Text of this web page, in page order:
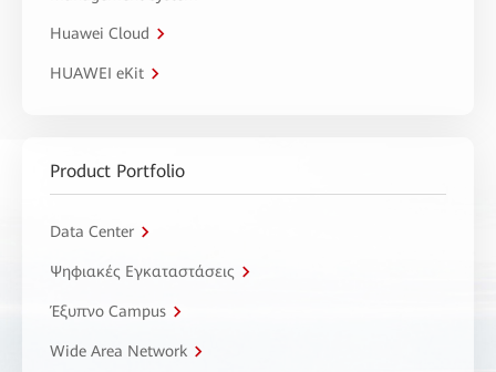
Huawei Cloud
HUAWEI eKit
Product Portfolio
Data Center
Ψηφιακές Εγκαταστάσεις
Έξυπνο Campus
Wide Area Network